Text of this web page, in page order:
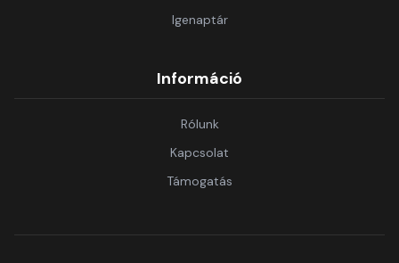
Igenaptár
Információ
Rólunk
Kapcsolat
Támogatás